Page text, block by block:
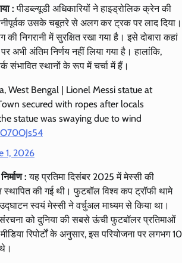
: पीडब्ल्यूडी अधिकारियों ने हाइड्रोलिक क्रेन की
उसके चबूतरे से अलग कर ट्रक पर लाद दिया।
की निगरानी में सुरक्षित रखा गया है। इसे दोबारा कहां
अभी अंतिम निर्णय नहीं लिया गया है। हालांकि,
संभावित स्थानों के रूप में चर्चा में हैं।
West Bengal | Lionel Messi statue at
secured with ropes after locals
statue was swaying due to wind
1, 2026
: यह प्रतिमा दिसंबर 2025 में मेस्सी की
स्थापित की गई थी। फुटबॉल विश्व कप ट्रॉफी थामे
स्वयं मेस्सी ने वर्चुअल माध्यम से किया था।
को दुनिया की सबसे ऊंची फुटबॉलर प्रतिमाओं
रिपोर्टों के अनुसार, इस परियोजना पर लगभग 10